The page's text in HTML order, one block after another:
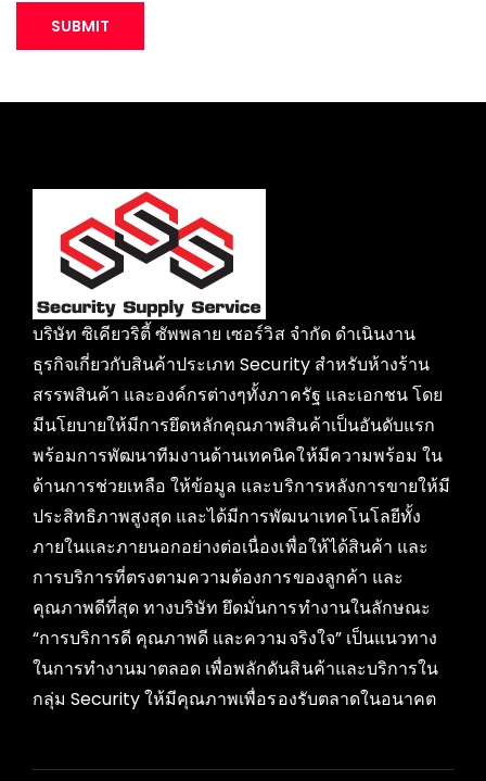
บริษัท ซิเคียวริตี้ ซัพพลาย เซอร์วิส จำกัด ดำเนินงาน
ธุรกิจเกี่ยวกับสินค้าประเภท Security สำหรับห้างร้าน
สรรพสินค้า และองค์กรต่างๆทั้งภาครัฐ และเอกชน โดย
มีนโยบายให้มีการยึดหลักคุณภาพสินค้าเป็นอันดับแรก
พร้อมการพัฒนาทีมงานด้านเทคนิคให้มีความพร้อม ใน
ด้านการช่วยเหลือ ให้ข้อมูล และบริการหลังการขายให้มี
ประสิทธิภาพสูงสุด และได้มีการพัฒนาเทคโนโลยีทั้ง
ภายในและภายนอกอย่างต่อเนื่องเพื่อให้ได้สินค้า และ
การบริการที่ตรงตามความต้องการของลูกค้า และ
คุณภาพดีที่สุด ทางบริษัท ยึดมั่นการทำงานในลักษณะ
“การบริการดี คุณภาพดี และความจริงใจ” เป็นแนวทาง
ในการทำงานมาตลอด เพื่อพลักดันสินค้าและบริการใน
กลุ่ม Security ให้มีคุณภาพเพื่อรองรับตลาดในอนาคต